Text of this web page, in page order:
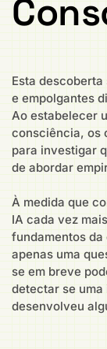
Esta
e empolgantes
Ao estabelecer
consciência, os
para investigar
de abordar
À medida que
IA cada vez
fundamentos
apenas uma
se em breve
detectar se
desenvolveu